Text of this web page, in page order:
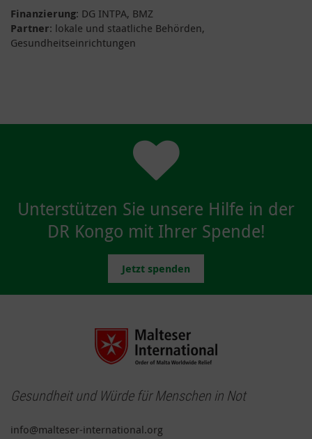
Finanzierung: DG INTPA, BMZ
Partner: lokale und staatliche Behörden,
Gesundheitseinrichtungen
Unterstützen Sie unsere Hilfe in der
DR Kongo mit Ihrer Spende!
Jetzt spenden
Gesundheit und Würde für Menschen in Not
info@malteser-international.org